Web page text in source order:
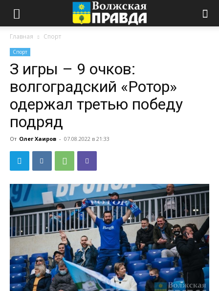
Главная Спорт
Спорт
З игры – 9 очков:
волгоградский «Ротор»
одержал третью победу
подряд
От Олег Хаиров - 07.08.2022 в 21:33